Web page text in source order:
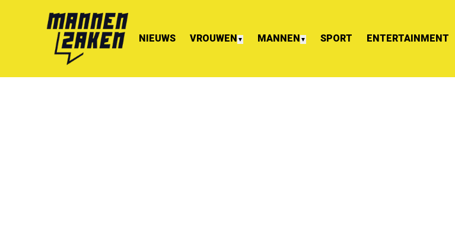
NIEUWS VROUWEN ▼ MANNEN ▼ SPORT ENTERTAINMENT